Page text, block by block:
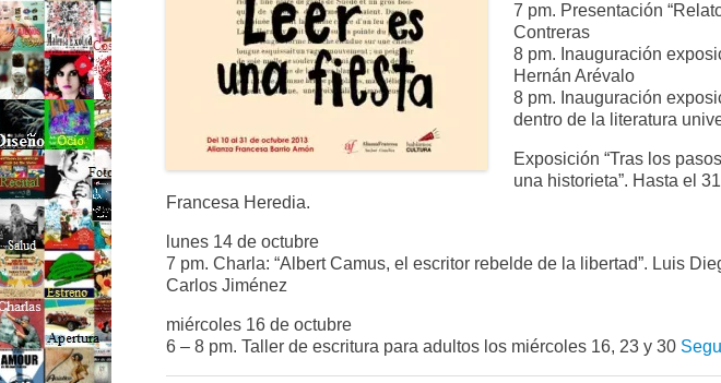
7 pm. Presentación
Contreras
8 pm. Inauguración
Hernán Arévalo
8 pm. Inauguración
dentro de la literatura
Exposición “Tras los
una historieta”. Hasta el
Francesa Heredia.
lunes 14 de octubre
7 pm. Charla: “Albert Camus, el escritor rebelde de la libertad”. Luis
Carlos Jiménez
miércoles 16 de octubre
6 – 8 pm. Taller de escritura para adultos los miércoles 16, 23 y 30